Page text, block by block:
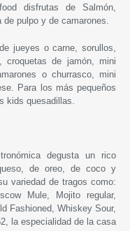
disfrutas de Salmón,
pulpo y de camarones.
jueyes o carne, sorullos,
croquetas de jamón, mini
o churrasco, mini
Para los más pequeños
kids quesadillas.
degusta un rico
de oreo, de coco y
variedad de tragos como:
Mule, Mojito regular,
Fashioned, Whiskey Sour,
la especialidad de la casa